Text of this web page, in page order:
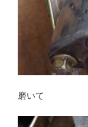
磨いて